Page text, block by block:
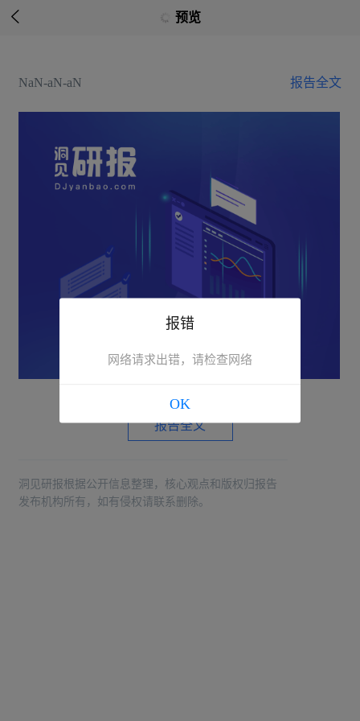
 预览
NaN-aN-aN 报告全文
报告全文
洞见研报根据公开信息整理，核心观点和版权归报告
发布机构所有，如有侵权请联系删除。
报错
网络请求出错，请检查网络
OK